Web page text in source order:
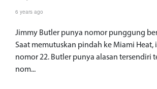
6 years ago
Jimmy Butler punya nomor punggung
Saat memutuskan pindah ke Miami Heat,
nomor 22. Butler punya alasan tersendiri
nom...